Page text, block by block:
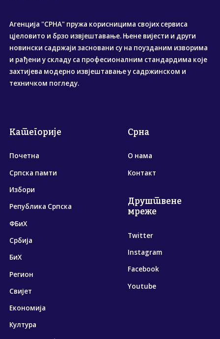
Агенција "СРНА" пружа корисницима својих сервиса
цјеловито и брзо извјештавање. Њене вијести и други
новински садржаји засновани су на поузданим изворима
и рађени у складу са професионалним стандардима које
захтијева модерно извјештавање у садржинском и
техничком погледу.
Категорије
Почетна
Српска памти
Избори
Република Српска
ФБиХ
Србија
БиХ
Регион
Свијет
Економија
Култура
Срна
О нама
Контакт
Друштвене
мреже
Twitter
Instagram
Facebook
Youtube